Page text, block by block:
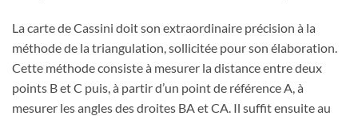
La carte de Cassini doit son extraordinaire précision à la
méthode de la triangulation, sollicitée pour son élaboration.
Cette méthode consiste à mesurer la distance entre deux
points B et C puis, à partir d’un point de référence A, à
mesurer les angles des droites BA et CA. Il suffit ensuite au